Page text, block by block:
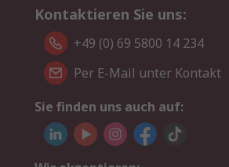
Kontaktieren Sie uns:
+49 (0) 69 5800 14 234
Per E-Mail unter Kontakt
Sie finden uns auch auf: